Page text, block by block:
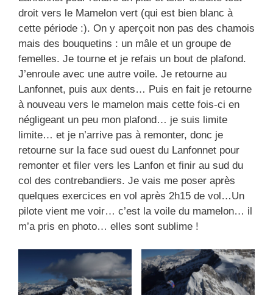
droit vers le Mamelon vert (qui est bien blanc à
cette période :). On y aperçoit non pas des chamois
mais des bouquetins : un mâle et un groupe de
femelles. Je tourne et je refais un bout de plafond.
J’enroule avec une autre voile. Je retourne au
Lanfonnet, puis aux dents… Puis en fait je retourne
à nouveau vers le mamelon mais cette fois-ci en
négligeant un peu mon plafond… je suis limite
limite… et je n’arrive pas à remonter, donc je
retourne sur la face sud ouest du Lanfonnet pour
remonter et filer vers les Lanfon et finir au sud du
col des contrebandiers. Je vais me poser après
quelques exercices en vol après 2h15 de vol…Un
pilote vient me voir… c’est la voile du mamelon… il
m’a pris en photo… elles sont sublime !